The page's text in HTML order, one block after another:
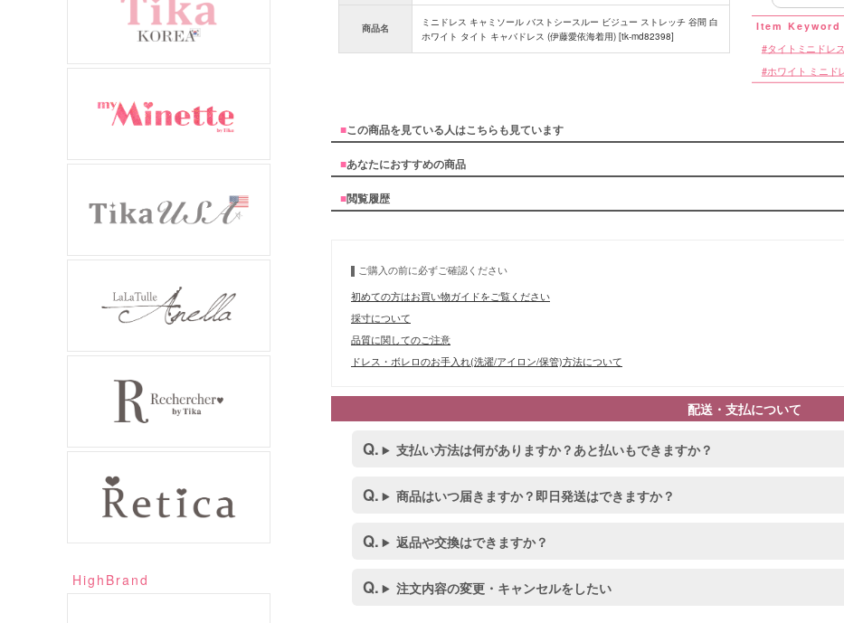
HighBrand
商品名
ミニドレス キャミソール バストシースルー ビジュー ストレッチ 谷間 白
ホワイト タイト キャバドレス (伊藤愛依海着用) [tk-md82398]
タイトミニドレス
ホワイト ミニド
■この商品を見ている人はこちらも見ています
■あなたにおすすめの商品
■閲覧履歴
ご購入の前に必ずご確認ください
初めての方はお買い物ガイドをご覧ください
採寸について
品質に関してのご注意
ドレス・ボレロのお手入れ(洗濯/アイロン/保管)方法について
配送・支払について
支払い方法は何がありますか？あと払いもできますか？
商品はいつ届きますか？即日発送はできますか？
返品や交換はできますか？
注文内容の変更・キャンセルをしたい